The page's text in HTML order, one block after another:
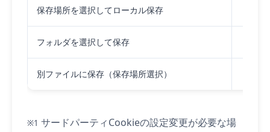
保存場所を選択してローカル保存
フォルダを選択して保存
別ファイルに保存（保存場所選択）
※1 サードパーティCookieの設定変更が必要な場